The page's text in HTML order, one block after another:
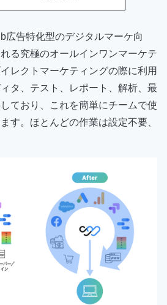
広告特化型のデジタルマーケ向
る究極のオールインワンマーケテ
レクトマーケティングの際に利用
タ、テスト、レポート、解析、最
ており、これを簡単にチームで使
す。ほとんどの作業は設定不要、